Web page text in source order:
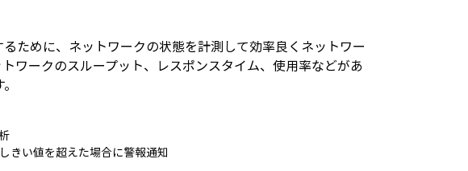
ために、ネットワークの状態を計測して効率良くネットワー
ワークのスループット、レスポンスタイム、使用率などがあ
きい値を超えた場合に警報通知